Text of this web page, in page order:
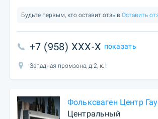
Будьте первым, кто оставит отзыв Оставить
+7 (958) XXX-X показать
Западная промзона, д.2, к.1
Фольксваген Центр
Центральный